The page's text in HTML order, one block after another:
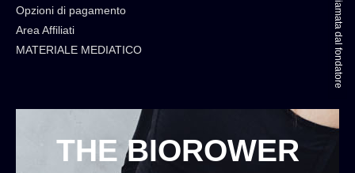
Opzioni di pagamento
Area Affiliati
MATERIALE MEDIATICO
THE BIOROWER